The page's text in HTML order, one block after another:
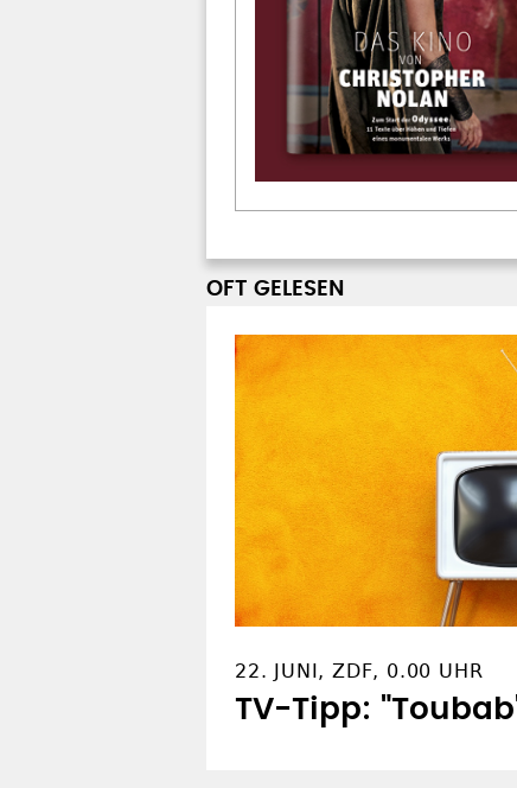
OFT GELESEN
22. JUNI, ZDF, 0.00 UHR
TV-Tipp:
SOZIALE NETZWERKE